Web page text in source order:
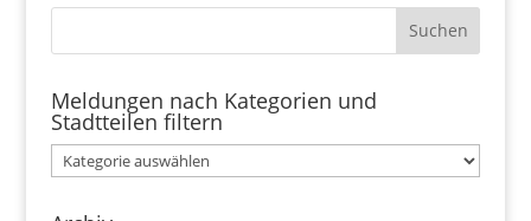
Meldungen nach Kategorien und
Stadtteilen filtern
Meldungen
nach
Kategorien